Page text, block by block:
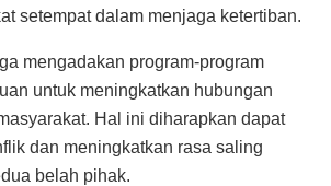
setempat dalam menjaga ketertiban.
mengadakan program-program
untuk meningkatkan hubungan
Hal ini diharapkan dapat
dan meningkatkan rasa saling
belah pihak.